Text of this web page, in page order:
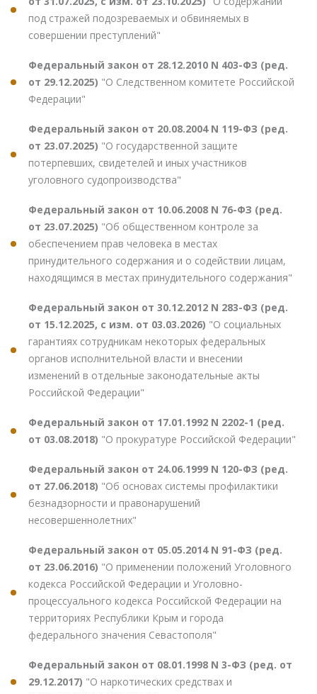
под стражей подозреваемых и обвиняемых в
совершении преступлений"
Федеральный закон от 28.12.2010 N 403-ФЗ (ред.
от 29.12.2025) "О Следственном комитете Российской
Федерации"
Федеральный закон от 20.08.2004 N 119-ФЗ (ред.
от 23.07.2025) "О государственной защите
потерпевших, свидетелей и иных участников
уголовного судопроизводства"
Федеральный закон от 10.06.2008 N 76-ФЗ (ред.
от 23.07.2025) "Об общественном контроле за
обеспечением прав человека в местах
принудительного содержания и о содействии лицам,
находящимся в местах принудительного содержания"
Федеральный закон от 30.12.2012 N 283-ФЗ (ред.
от 15.12.2025, с изм. от 03.03.2026) "О социальных
гарантиях сотрудникам некоторых федеральных
органов исполнительной власти и внесении
изменений в отдельные законодательные акты
Российской Федерации"
Федеральный закон от 17.01.1992 N 2202-1 (ред.
от 03.08.2018) "О прокуратуре Российской Федерации"
Федеральный закон от 24.06.1999 N 120-ФЗ (ред.
от 27.06.2018) "Об основах системы профилактики
безнадзорности и правонарушений
несовершеннолетних"
Федеральный закон от 05.05.2014 N 91-ФЗ (ред.
от 23.06.2016) "О применении положений Уголовного
кодекса Российской Федерации и Уголовно-
процессуального кодекса Российской Федерации на
территориях Республики Крым и города
федерального значения Севастополя"
Федеральный закон от 08.01.1998 N 3-ФЗ (ред. от
29.12.2017) "О наркотических средствах и